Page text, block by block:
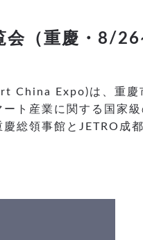
会（重慶・8/
China Expo)は、重慶
ト産業に関する国家
総領事館とJETRO